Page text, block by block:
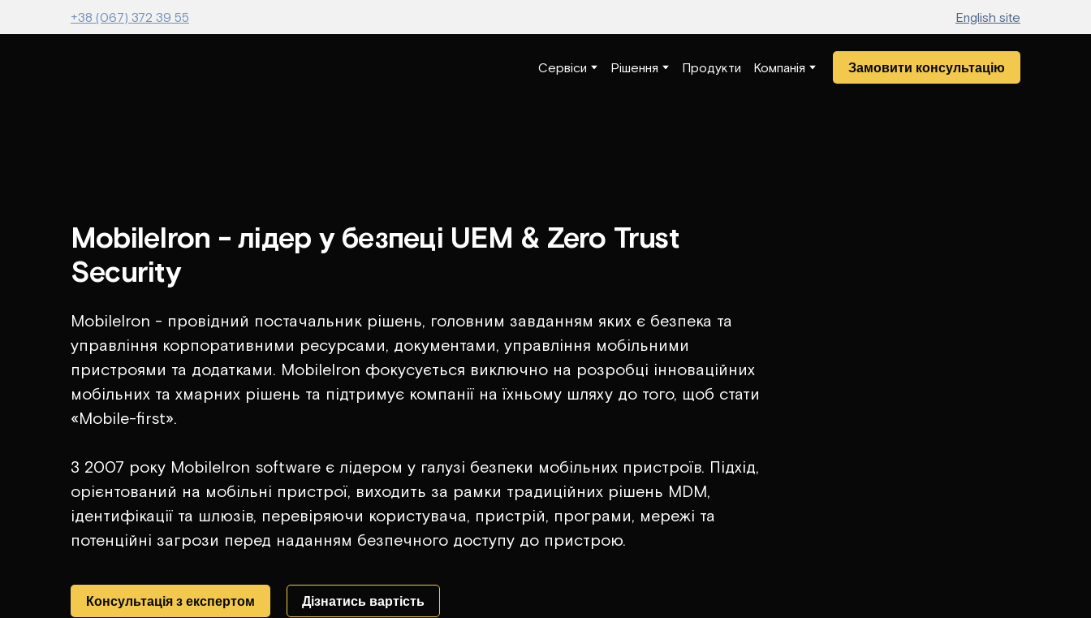
+38 (067) 372 39 55 English site
Сервіси Рішення Продукти Компанія Замовити консультацію
MobileIron - лідер у безпеці UEM & Zero Trust
Security
MobileIron - провідний постачальник рішень, головним завданням яких є безпека та
управління корпоративними ресурсами, документами, управління мобільними
пристроями та додатками. MobileIron фокусується виключно на розробці інноваційних
мобільних та хмарних рішень та підтримує компанії на їхньому шляху до того, щоб стати
«Mobile-first».
З 2007 року MobileIron software є лідером у галузі безпеки мобільних пристроїв. Підхід,
орієнтований на мобільні пристрої, виходить за рамки традиційних рішень MDM,
ідентифікації та шлюзів, перевіряючи користувача, пристрій, програми, мережі та
потенційні загрози перед наданням безпечного доступу до пристрою.
Консультація з експертом Дізнатись вартість